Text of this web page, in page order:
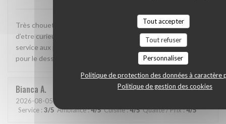
Tout accepter
Tout refuser
Personnaliser
Politique de protection des données à caractère
Politique de gestion des cookies
Très chouette formule avec 2 tailles de plats ce qui permet
d’etre curieux sans trop manger. Plats fins, savoureux, et
service aux petits soins. On reviendra (encore) notamment
pour le dessert signature !
Bianca A
2026-08-05- 20:00 - Couverts 2
Service : 3/5 Ambiance:4/5 Cuisine:4/5 Qualité / Prix:4/5